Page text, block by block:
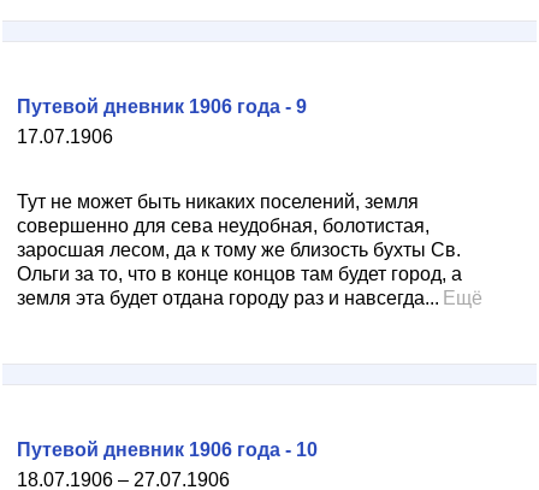
17.07.1906
Путевой дневник 1906 года - 9
Тут не может быть никаких поселений, земля
совершенно для сева неудобная, болотистая,
заросшая лесом, да к тому же близость бухты Св.
Ольги за то, что в конце концов там будет город, а
земля эта будет отдана городу раз и навсегда... Ещё
18.07.1906 – 27.07.1906
Путевой дневник 1906 года - 10